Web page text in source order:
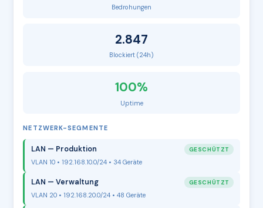
Bedrohungen
2.847
Blockiert (24h)
100%
Uptime
NETZWERK-SEGMENTE
LAN — Produktion GESCHÜTZT
VLAN 10 • 192.168.10.0/24 • 34 Geräte
LAN — Verwaltung GESCHÜTZT
VLAN 20 • 192.168.20.0/24 • 48 Geräte